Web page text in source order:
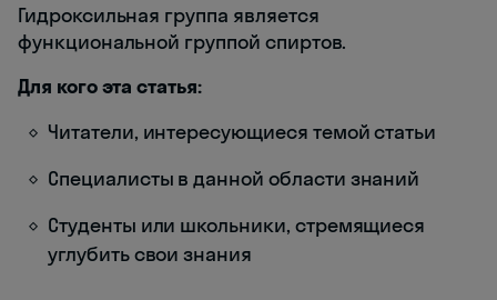
Гидроксильная группа является
функциональной группой спиртов.
Для кого эта статья:
Читатели, интересующиеся темой статьи
Специалисты в данной области знаний
Студенты или школьники, стремящиеся
углубить свои знания